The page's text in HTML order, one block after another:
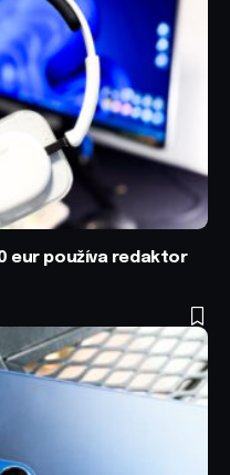
eur používa redaktor